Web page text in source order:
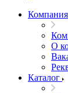
Компания
О
Каталог